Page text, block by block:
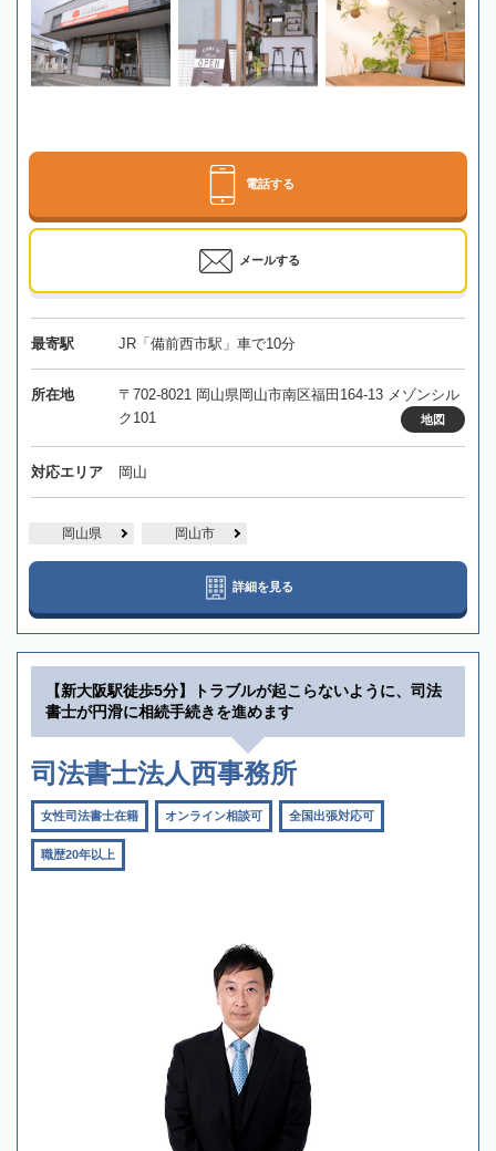
電話する
メールする
最寄駅 JR「備前西市駅」車で10分
所在地
〒702-8021 岡山県岡山市南区福田164-13 メゾンシル
ク101
地図
対応エリア 岡山
岡山県 岡山市
詳細を見る
【新大阪駅徒歩5分】トラブルが起こらないように、司法
書士が円滑に相続手続きを進めます
司法書士法人西事務所
女性司法書士在籍 オンライン相談可 全国出張対応可
職歴20年以上